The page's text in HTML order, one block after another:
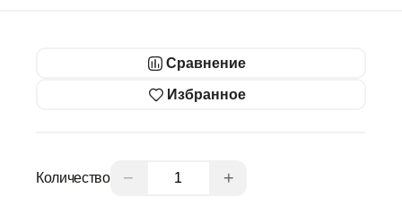
Сравнение
Избранное
Количество − +